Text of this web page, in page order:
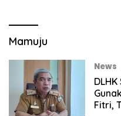
Mamuju
News
Fitri,